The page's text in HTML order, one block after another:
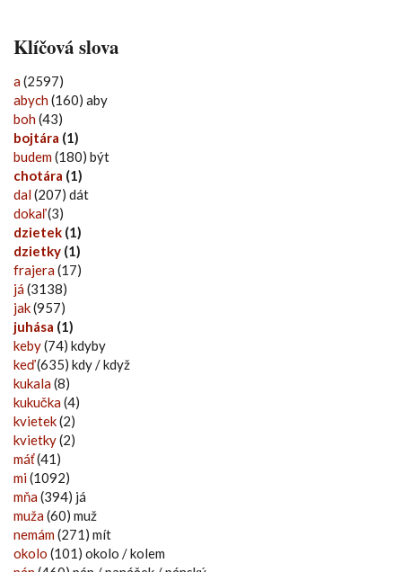
Klíčová slova
a(2597)
abych(160) aby
boh(43)
bojtára (1)
budem(180) být
chotára (1)
dal(207) dát
dokaľ(3)
dzietek (1)
dzietky (1)
frajera(17)
já(3138)
jak(957)
juhása (1)
keby(74) kdyby
keď(635) kdy / když
kukala(8)
kukučka(4)
kvietek(2)
kvietky(2)
máť(41)
mi(1092)
mňa(394) já
muža(60) muž
nemám(271) mít
okolo (101) okolo / kolem